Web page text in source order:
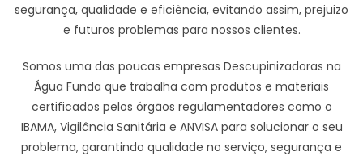
segurança, qualidade e eficiência, evitando assim, prejuizo
e futuros problemas para nossos clientes.
Somos uma das poucas empresas Descupinizadoras na
Água Funda que trabalha com produtos e materiais
certificados pelos órgãos regulamentadores como o
IBAMA, Vigilância Sanitária e ANVISA para solucionar o seu
problema, garantindo qualidade no serviço, segurança e